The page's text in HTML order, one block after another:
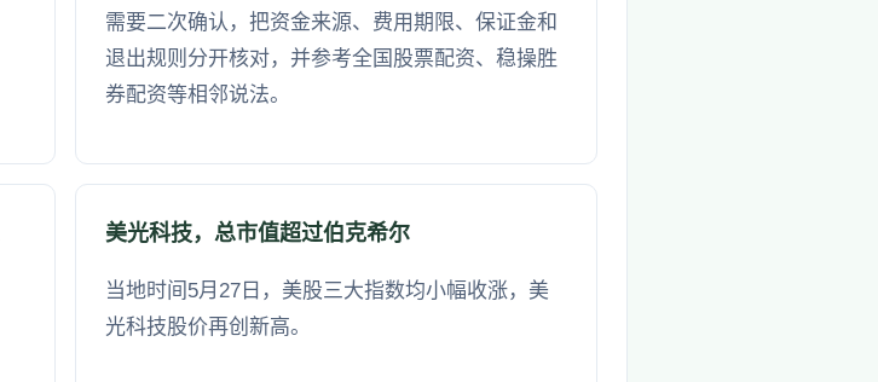
需要二次确认，把资金来源、费用期限、保证金和
退出规则分开核对，并参考全国股票配资、稳操胜
券配资等相邻说法。
美光科技，总市值超过伯克希尔
当地时间5月27日，美股三大指数均小幅收涨，美
光科技股价再创新高。